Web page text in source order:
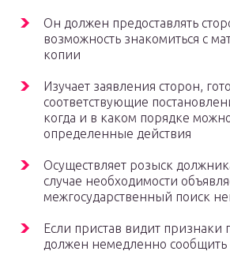
Он должен предоставлять
возможность знакомиться с
копии
Изучает заявления сторон,
соответствующие
когда и в каком порядке
определенные действия
Осуществляет розыск
случае необходимости
межгосударственный поиск
Если пристав видит признаки
должен немедленно сообщить